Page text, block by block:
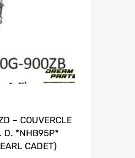
– COUVERCLE
D. *NHB95P*
CADET)